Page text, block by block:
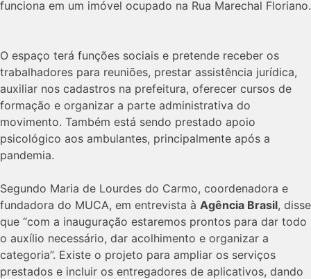
funciona em um imóvel ocupado na Rua Marechal Floriano.
O espaço terá funções sociais e pretende receber os
trabalhadores para reuniões, prestar assistência jurídica,
auxiliar nos cadastros na prefeitura, oferecer cursos de
formação e organizar a parte administrativa do
movimento. Também está sendo prestado apoio
psicológico aos ambulantes, principalmente após a
pandemia.
Segundo Maria de Lourdes do Carmo, coordenadora e
fundadora do MUCA, em entrevista à Agência Brasil, disse
que “com a inauguração estaremos prontos para dar todo
o auxílio necessário, dar acolhimento e organizar a
categoria”. Existe o projeto para ampliar os serviços
prestados e incluir os entregadores de aplicativos, dando